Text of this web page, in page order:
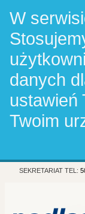
W
danych
ustawień
Twoim
SEKRETARIAT TEL: